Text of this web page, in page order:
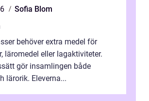
Sofia Blom
behöver extra medel för
läromedel eller lagaktiviteter.
gör insamlingen både
lärorik. Eleverna...